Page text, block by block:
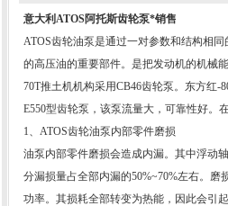
意大利ATOS阿托斯齿轮泵*销售
ATOS齿轮油泵是通过一对参数和结构相
的高压油的重要部件。是把发动机的机械
70T推土机机构采用CB46齿轮泵。东方红-
E550型齿轮泵，该泵流量大，可靠性好。
1、ATOS齿轮油泵内部零件磨损
油泵内部零件磨损会造成内漏。其中浮动
分漏损量占全部内漏的50%~70%左右。
功率。其损耗全部转变为热能，因此会引